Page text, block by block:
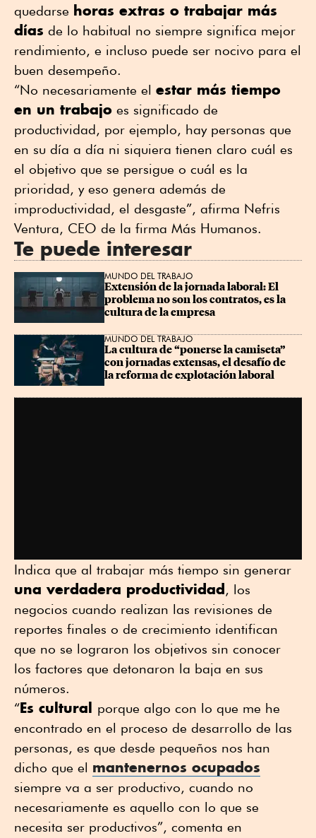
quedarse horas extras o trabajar más
días de lo habitual no siempre significa mejor
rendimiento, e incluso puede ser nocivo para el
buen desempeño.
“No necesariamente el estar más tiempo
en un trabajo es significado de
productividad, por ejemplo, hay personas que
en su día a día ni siquiera tienen claro cuál es
el objetivo que se persigue o cuál es la
prioridad, y eso genera además de
improductividad, el desgaste”, afirma Nefris
Ventura, CEO de la firma Más Humanos.
Te puede interesar
MUNDO DEL TRABAJO
Extensión de la jornada laboral: El
problema no son los contratos, es la
cultura de la empresa
MUNDO DEL TRABAJO
La cultura de “ponerse la camiseta”
con jornadas extensas, el desafío de
la reforma de explotación laboral
Indica que al trabajar más tiempo sin generar
una verdadera productividad , los
negocios cuando realizan las revisiones de
reportes finales o de crecimiento identifican
que no se lograron los objetivos sin conocer
los factores que detonaron la baja en sus
números.
“Es cultural
porque algo con lo que me he
encontrado en el proceso de desarrollo de las
personas, es que desde pequeños nos han
dicho que el mantenernos ocupados
siempre va a ser productivo, cuando no
necesariamente es aquello con lo que se
necesita ser productivos”, comenta en